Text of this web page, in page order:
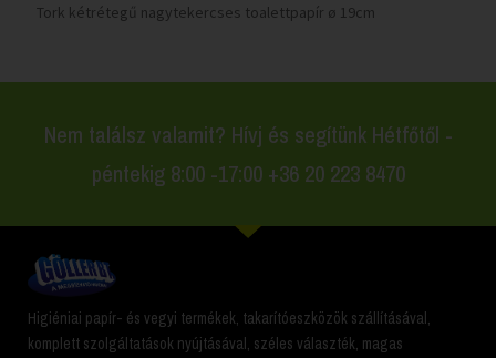
Tork kétrétegű nagytekercses toalettpapír ø 19cm
Nem találsz valamit? Hívj és segítünk Hétfőtől -
péntekig 8:00 -17:00 +36 20 223 8470
Higiéniai papír- és vegyi termékek, takarítóeszközök szállításával,
komplett szolgáltatások nyújtásával, széles választék, magas